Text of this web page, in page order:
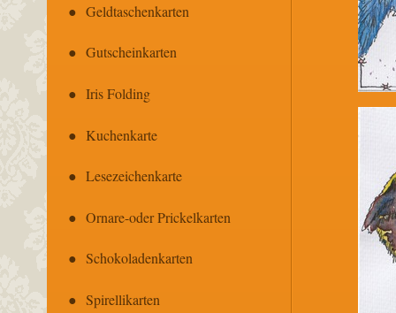
Geldtaschenkarten
Gutscheinkarten
Iris Folding
Kuchenkarte
Lesezeichenkarte
Ornare-oder Prickelkarten
Schokoladenkarten
Spirellikarten